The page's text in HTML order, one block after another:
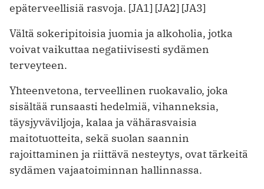
epäterveellisiä rasvoja. [JA1] [JA2] [JA3]
Vältä sokeripitoisia juomia ja alkoholia, jotka
voivat vaikuttaa negatiivisesti sydämen
terveyteen.
Yhteenvetona, terveellinen ruokavalio, joka
sisältää runsaasti hedelmiä, vihanneksia,
täysjyväviljoja, kalaa ja vähärasvaisia
maitotuotteita, sekä suolan saannin
rajoittaminen ja riittävä nesteytys, ovat tärkeitä
sydämen vajaatoiminnan hallinnassa.